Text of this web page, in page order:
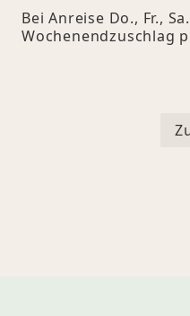
Bei Anreise Do., Fr.,
Wochenendzuschlag